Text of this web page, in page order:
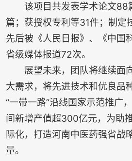
该项目共发表学术论文88
篇；获授权专利等31件；制定
先后被《人民日报》、《中国
省级媒体报道72次。
展望未来，团队将继续面
大需求，将先进技术和优良品
“一带一路”沿线国家示范推广
间新增产值超300亿元，为助
际化，打造河南中医药强省战
量。